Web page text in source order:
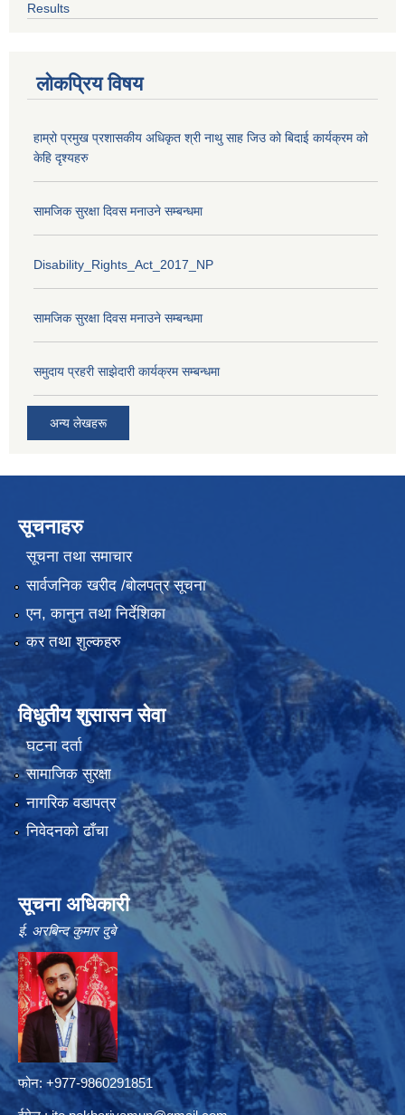
Results
लोकप्रिय विषय
हाम्रो प्रमुख प्रशासकीय अधिकृत श्री नाथु साह जिउ को बिदाई कार्यक्रम को
केहि दृश्यहरु
सामजिक सुरक्षा दिवस मनाउने सम्बन्धमा
Disability_Rights_Act_2017_NP
सामजिक सुरक्षा दिवस मनाउने सम्बन्धमा
समुदाय प्रहरी साझेदारी कार्यक्रम सम्बन्धमा
अन्य लेखहरू
सूचनाहरु
सूचना तथा समाचार
सार्वजनिक खरीद /बोलपत्र सूचना
एन, कानुन तथा निर्देशिका
कर तथा शुल्कहरु
विधुतीय शुसासन सेवा
घटना दर्ता
सामाजिक सुरक्षा
नागरिक वडापत्र
निवेदनको ढाँचा
सूचना अधिकारी
ई. अरबिन्द कुमार दुबे
फोन: +977-9860291851